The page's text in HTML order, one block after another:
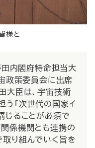
様と
田内閣府特命担当大
政策委員会に出席
大臣は、宇宙技術
「次世代の国家イ
じることが必須で
係機関とも連携の
り組んでいく旨を